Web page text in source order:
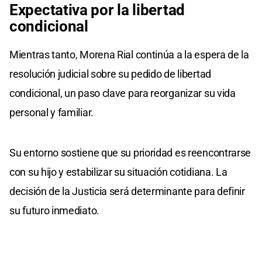
Expectativa por la libertad
condicional
Mientras tanto, Morena Rial continúa a la espera de la
resolución judicial sobre su pedido de libertad
condicional, un paso clave para reorganizar su vida
personal y familiar.
Su entorno sostiene que su prioridad es reencontrarse
con su hijo y estabilizar su situación cotidiana. La
decisión de la Justicia será determinante para definir
su futuro inmediato.